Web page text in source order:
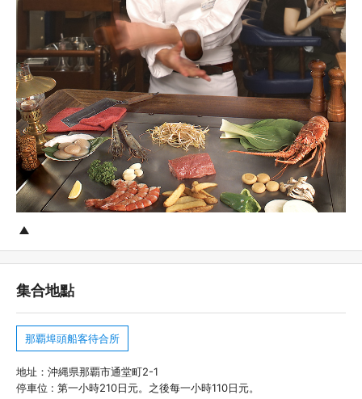
集合地點
那覇埠頭船客待合所
地址：沖縄県那覇市通堂町2-1
停車位 : 第一小時210日元。之後每一小時110日元。